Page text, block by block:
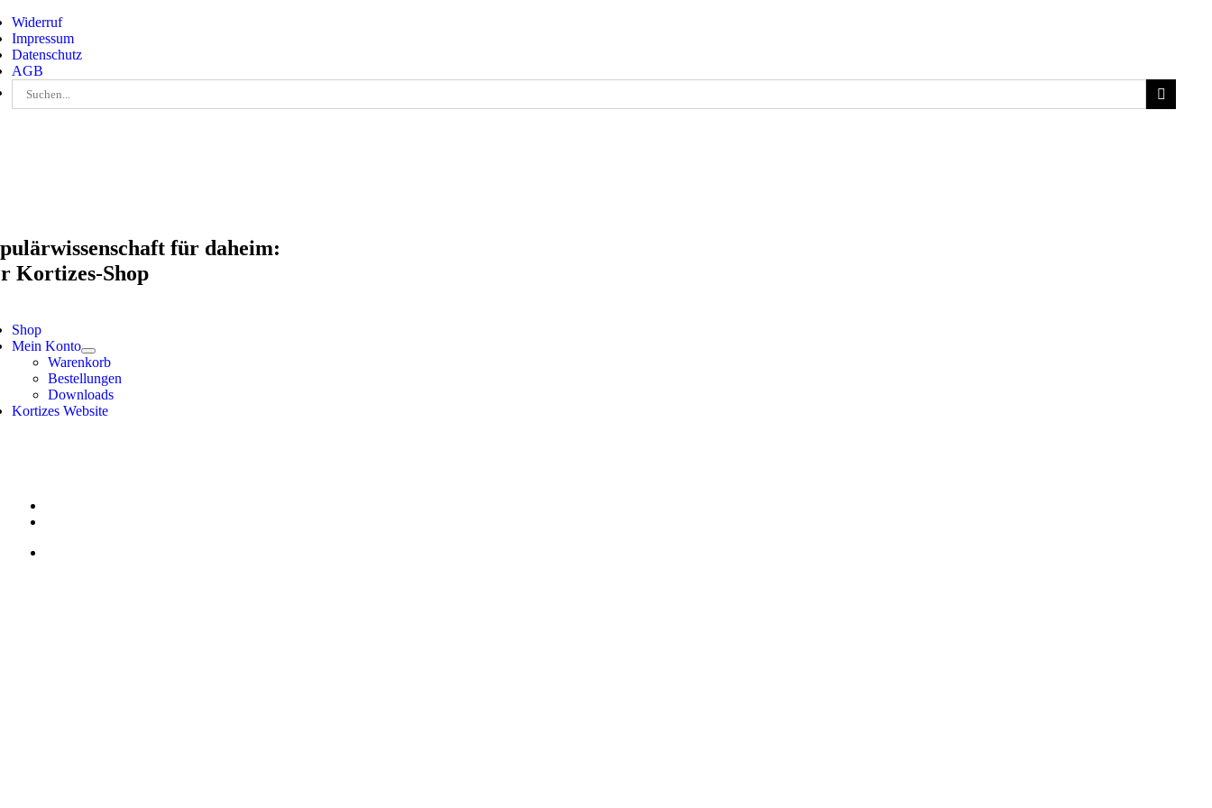
to
content
Widerruf
Impressum
Datenschutz
AGB
nach:
für daheim:
Kortizes-Shop
Shop
Mein Konto
Warenkorb
Bestellungen
Downloads
Kortizes Website